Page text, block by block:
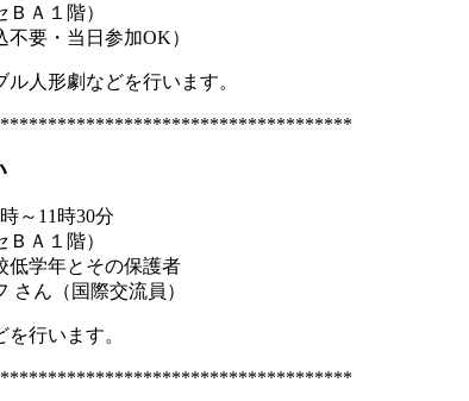
Ａ１階）
要・当日参加OK）
人形劇などを行います。
～11時30分
Ａ１階）
学年とその保護者
ん（国際交流員）
行います。